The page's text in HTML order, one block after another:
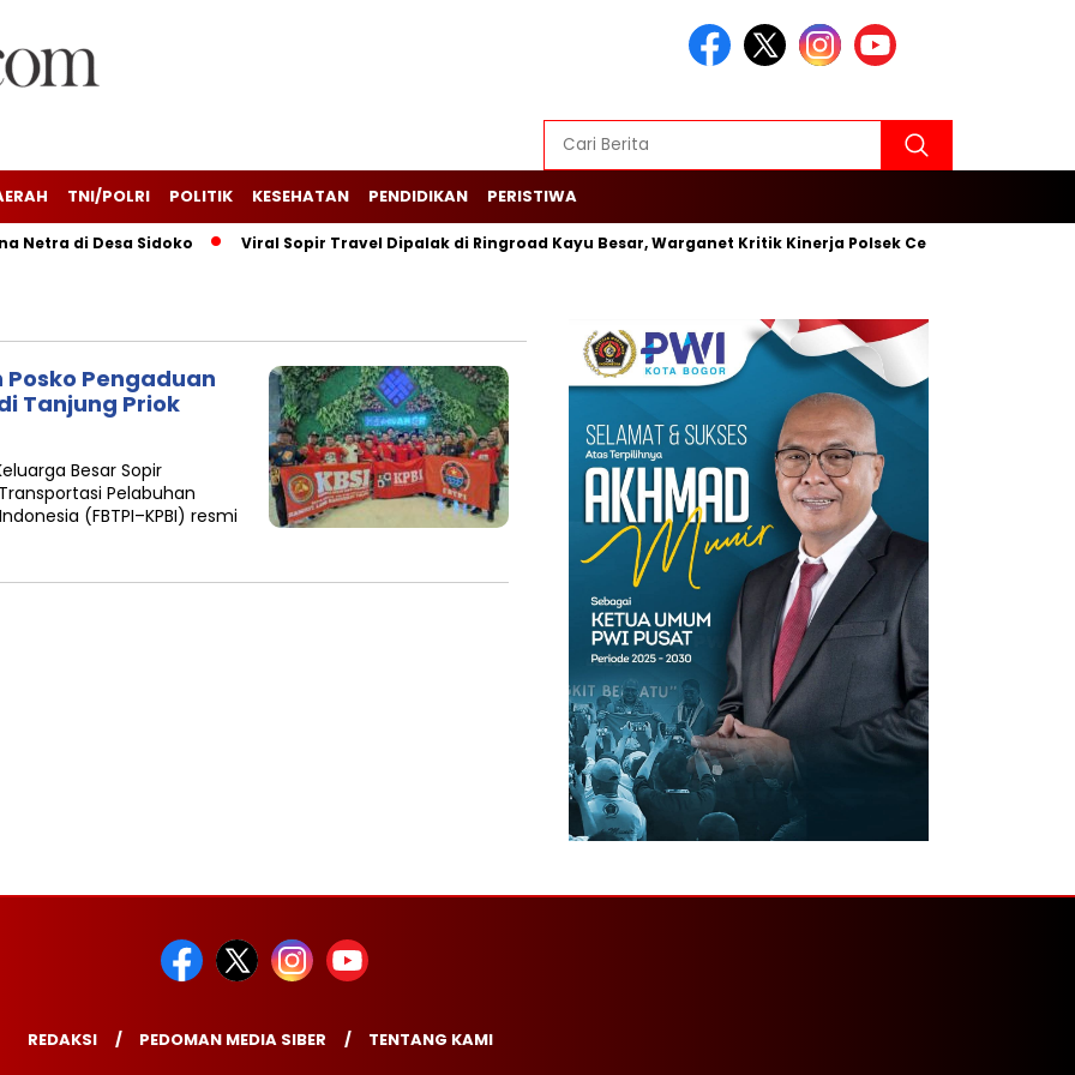
TNI/POLRI POLITIK KESEHATAN PENDIDIKAN PERISTIWA
di Desa Sidoko Viral Sopir Travel Dipalak di Ringroad Kayu Besar, Warganet Kritik Kinerja Polsek Cengkareng
Posko Pengaduan
Tanjung Priok
Besar Sopir
Pelabuhan
(FBTPI–KPBI) resmi
REDAKSI PEDOMAN MEDIA SIBER TENTANG KAMI